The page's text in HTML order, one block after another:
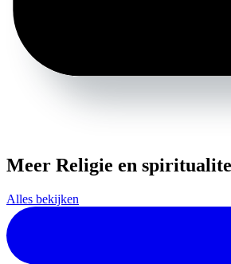
Meer Religie en
Alles bekijken